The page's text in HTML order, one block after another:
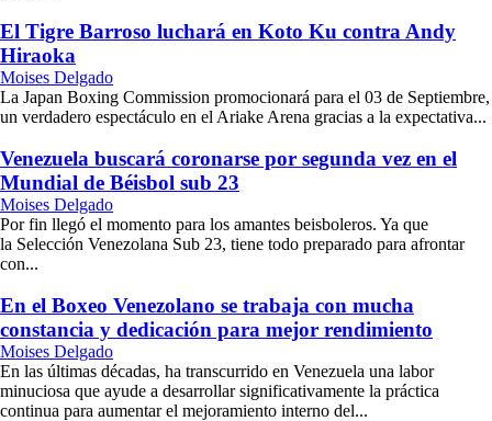
El Tigre Barroso luchará en Koto Ku contra Andy
Hiraoka
Moises Delgado
La Japan Boxing Commission promocionará para el 03 de Septiembre,
un verdadero espectáculo en el Ariake Arena gracias a la expectativa...
Venezuela buscará coronarse por segunda vez en el
Mundial de Béisbol sub 23
Moises Delgado
Por fin llegó el momento para los amantes beisboleros. Ya que
la Selección Venezolana Sub 23, tiene todo preparado para afrontar
con...
En el Boxeo Venezolano se trabaja con mucha
constancia y dedicación para mejor rendimiento
Moises Delgado
En las últimas décadas, ha transcurrido en Venezuela una labor
minuciosa que ayude a desarrollar significativamente la práctica
continua para aumentar el mejoramiento interno del...